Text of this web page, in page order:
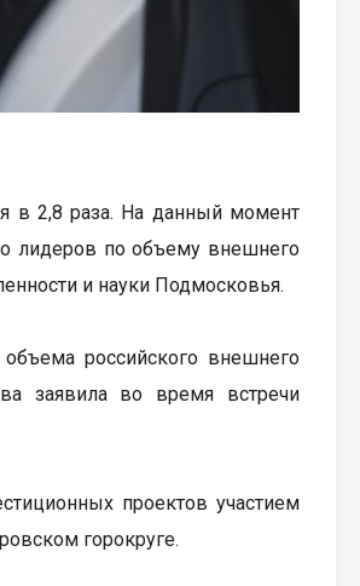
в 2,8 раза. На данный момент
лидеров по объему внешнего
и науки Подмосковья.
российского внешнего
заявила во время встречи
проектов участием
горокруге.